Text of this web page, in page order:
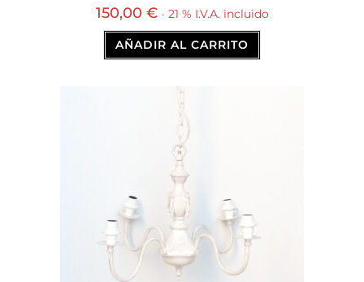
150,00 € · 21 % I.V.A. incluido
AÑADIR AL CARRITO